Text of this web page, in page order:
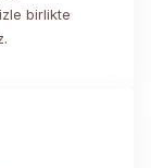
birlikte